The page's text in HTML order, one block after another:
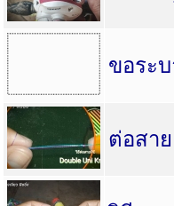
ขอระ
ต่อสาย